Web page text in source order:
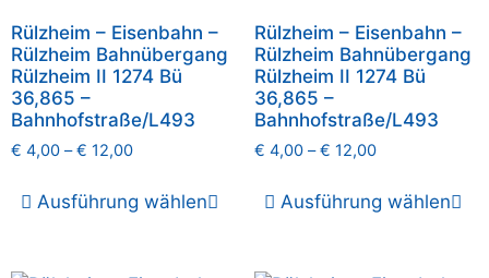
Rülzheim – Eisenbahn –
Rülzheim Bahnübergang
Rülzheim II 1274 Bü
36,865 –
Bahnhofstraße/L493
€ 4,00 –€ 12,00
Ausführung wählen
Rülzheim – Eisenbahn –
Rülzheim Bahnübergang
Rülzheim II 1274 Bü
36,865 –
Bahnhofstraße/L493
€ 4,00–€ 12,00
Ausführung wählen